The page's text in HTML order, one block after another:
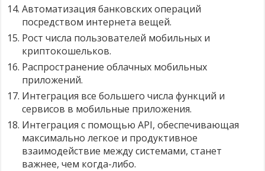
Автоматизация банковских операций
посредством интернета вещей.
Рост числа пользователей мобильных и
криптокошельков.
Распространение облачных мобильных
приложений.
Интеграция все большего числа функций и
сервисов в мобильные приложения.
Интеграция с помощью API, обеспечивающая
максимально легкое и продуктивное
взаимодействие между системами, станет
важнее, чем когда-либо.